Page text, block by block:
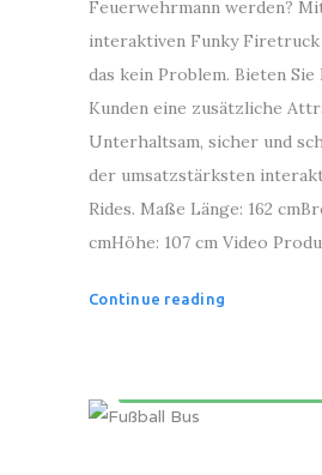
Feuerwehrmann werden?
interaktiven Funky Firetruck
das kein Problem. Bieten
Kunden eine zusätzliche
Unterhaltsam, sicher und
der umsatzstärksten
Rides. Maße Länge: 162
cmHöhe: 107 cm Video
Continue reading